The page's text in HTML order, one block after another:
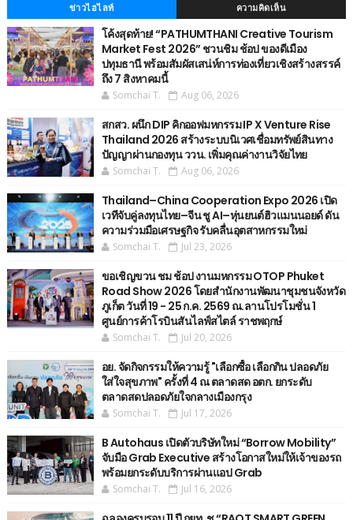
ข่าวไฮไลท์ ความคิดเห็น
โค้งสุดท้าย! “PATHUMTHANI Creative Tourism
Market Fest 2026” ชวนชิม ช้อป ของดีเมือง
ปทุมธานี พร้อมสัมผัสเสน่ห์การท่องเที่ยวเชิงสร้างสรรค์
ถึง 7 สิงหาคมนี้
Somchai T. Aug 06, 2026
สกสว. ผนึก DIP คิกออฟมหกรรม IP X Venture Rise
Thailand 2026 สร้างระบบนิเวศเชื่อมทรัพย์สินทาง
ปัญญาผ่านกองทุน ววน. เพิ่มคุณค่างานวิจัยไทย
Somchai T. Aug 06, 2026
Thailand–China Cooperation Expo 2026 เปิด
เวทีจับคู่ลงทุนไทย–จีน ชู AI–หุ่นยนต์ฮิวแมนนอยด์ ดัน
ความร่วมมือเศรษฐกิจ รับคลื่นอุตสาหกรรมใหม่
Somchai T. Jul 23, 2026
ขอเชิญขวน ชม ช้อป งานมหกรรม OTOP Phuket
Road Show 2026 โดยสำนักงานพัฒนาชุมชนจังหวัด
ภูเก็ต วันที่ 19 - 25 ก.ค. 2569 ณ.ลานโปรโมชั่น 1
ศูนย์การค้าโรบินสันไลฟ์สไตล์ ราชพฤกษ์
Somchai T. Jul 20, 2026
อย. จัดกิจกรรมให้ความรู้ "เลือกซื้อ เลือกกิน ปลอดภัย
ใส่ใจสุขภาพ" ครั้งที่ 4 ณ ตลาดสด อตก. ยกระดับ
ตลาดสดปลอดภัยใจกลางเมืองกรุง
Somchai T. Jul 17, 2026
B Autohaus เปิดตัวบริษัทใหม่ “Borrow Mobility”
จับมือ Grab Executive สร้างโอกาสใหม่ให้เจ้าของรถ
พร้อมยกระดับบริการผ่านแอป Grab
Somchai T. Jul 16, 2026